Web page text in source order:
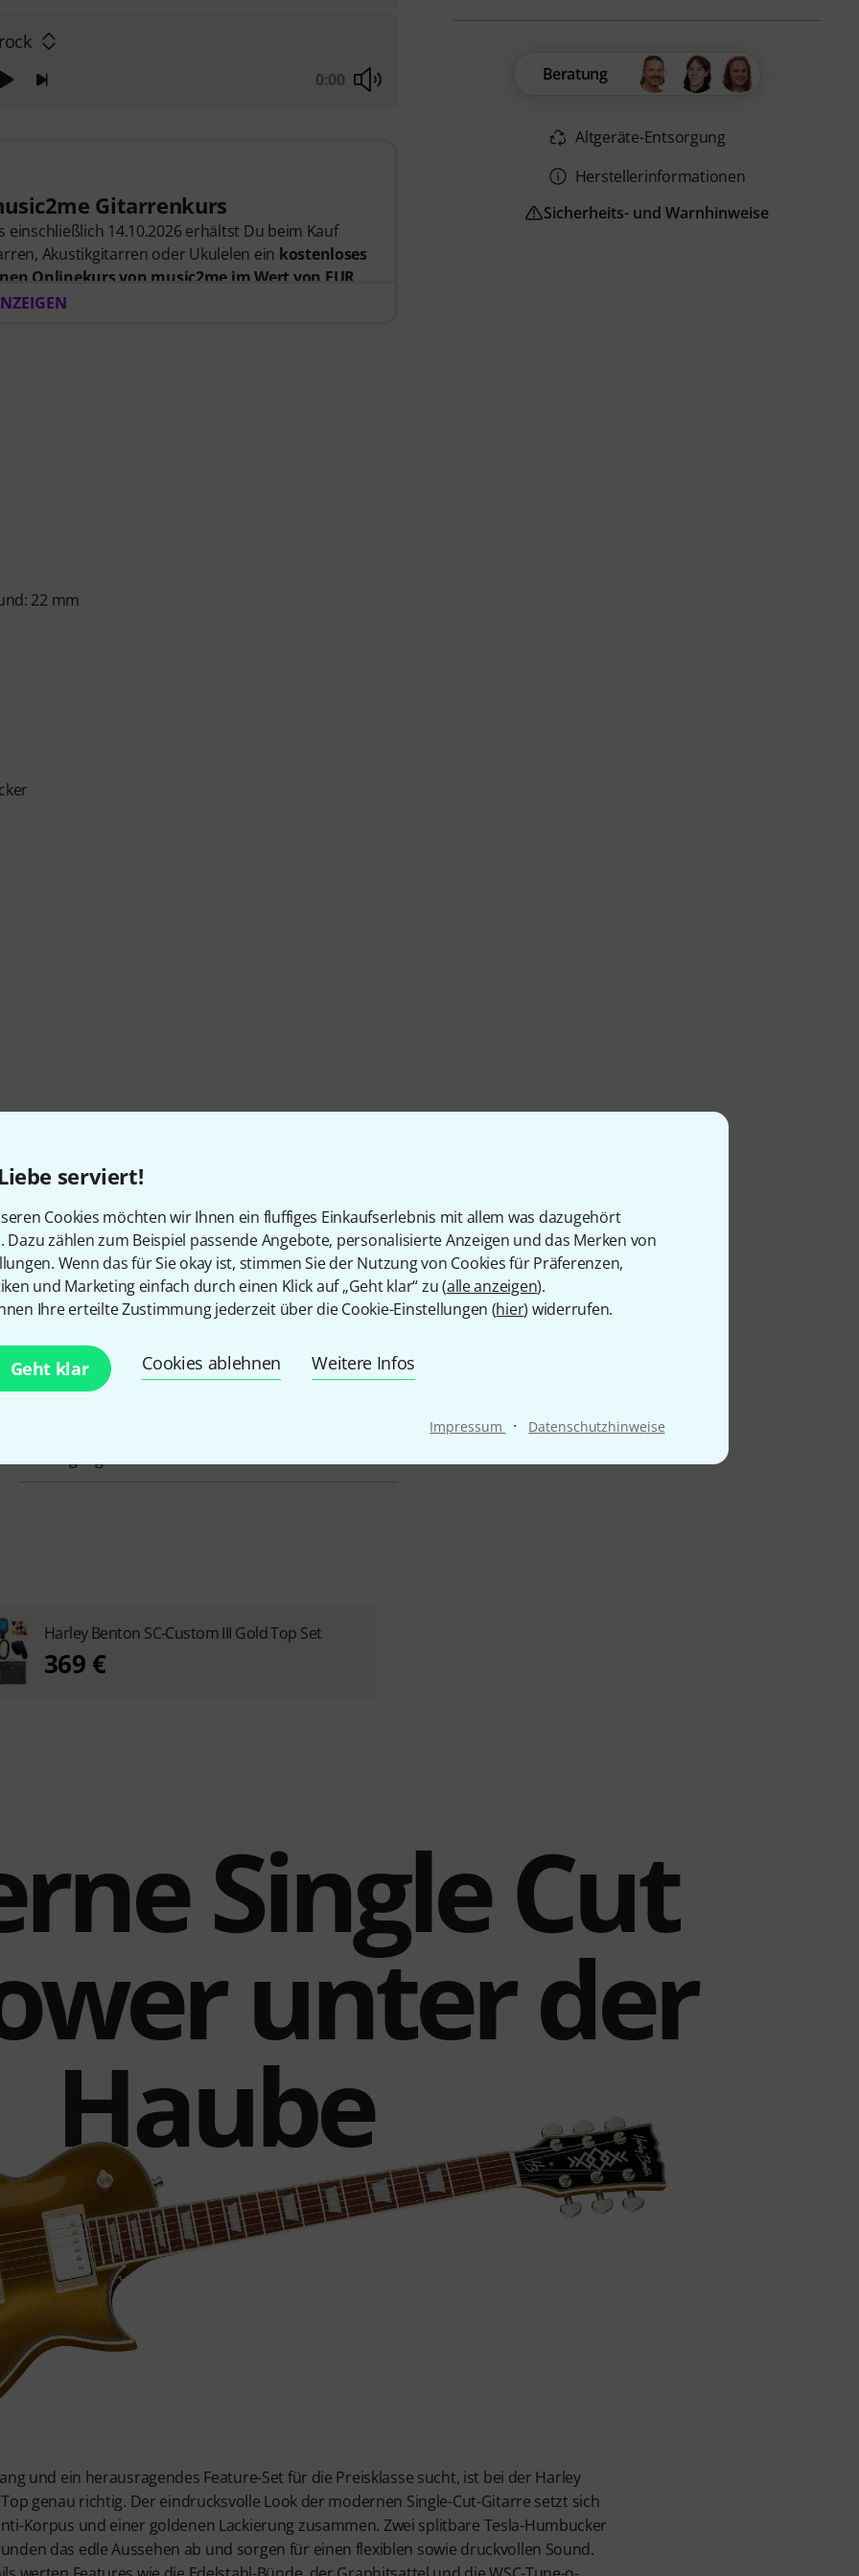
serviert!
Cookies möchten wir Ihnen ein fluffiges Einkaufserlebnis mit allem was dazugehört
Dazu zählen zum Beispiel passende Angebote, personalisierte Anzeigen und das Merken von
Wenn das für Sie okay ist, stimmen Sie der Nutzung von Cookies für Präferenzen,
und Marketing einfach durch einen Klick auf „Geht klar“ zu (alle anzeigen).
Ihre erteilte Zustimmung jederzeit über die Cookie-Einstellungen (hier) widerrufen.
Geht klar Cookies ablehnen Weitere Infos
Impressum · Datenschutzhinweise
0:00
Gitarrenkurs
einschließlich 14.10.2026 erhältst Du beim Kauf
Akustikgitarren oder Ukulelen ein kostenloses
Onlinekurs von music2me im Wert von EUR
Bestellung bekommst du den Freischaltcode
mit Übungsfunktion, Zeitlupe und
22 mm
Artikelnummer
Farbe Gold
Decke Keine
Griffbrett Palisander
Mensur 628 mm
Inkl. Gigbag Nein
Beratung
Altgeräte-Entsorgung
Herstellerinformationen
Sicherheits- und Warnhinweise
Harley Benton SC-Custom III Gold Top Set
369 €
Single Cut
unter der
Haube
und ein herausragendes Feature-Set für die Preisklasse sucht, ist bei der Harley
genau richtig. Der eindrucksvolle Look der modernen Single-Cut-Gitarre setzt sich
Korpus und einer goldenen Lackierung zusammen. Zwei splitbare Tesla-Humbucker
das edle Aussehen ab und sorgen für einen flexiblen sowie druckvollen Sound.